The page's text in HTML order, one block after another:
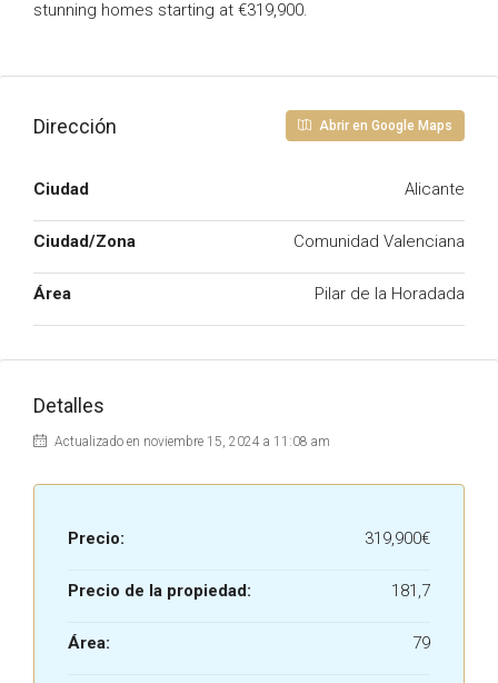
stunning homes starting at €319,900.
Dirección Abrir en Google Maps
Ciudad Alicante
Ciudad/Zona Comunidad Valenciana
Área Pilar de la Horadada
Detalles
Actualizado en noviembre 15, 2024 a 11:08 am
Precio: 319,900€
Precio de la propiedad: 181,7
Área: 79